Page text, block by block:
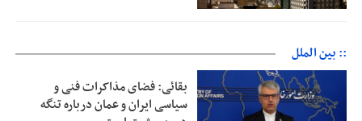
:: بین الملل
بقائی: فضای مذاکرات فنی و
سیاسی ایران و عمان درباره تنگه